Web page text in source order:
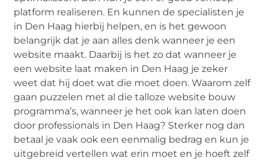
platform realiseren. En kunnen de specialisten je
in Den Haag hierbij helpen, en is het gewoon
belangrijk dat je aan alles denk wanneer je een
website maakt. Daarbij is het zo dat wanneer je
een website laat maken in Den Haag je zeker
weet dat hij doet wat die moet doen. Waarom zelf
gaan puzzelen met al die talloze website bouw
programma’s, wanneer je het ook kan laten doen
door professionals in Den Haag? Sterker nog dan
betaal je vaak ook een eenmalig bedrag en kun je
uitgebreid vertellen wat erin moet en je hoeft zelf